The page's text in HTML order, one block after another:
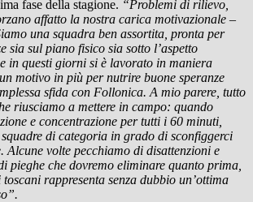
fase della stagione. “Problemi di rilievo,
affatto la nostra carica motivazionale –
una squadra ben assortita, pronta per
sia sul piano fisico sia sotto l’aspetto
in questi giorni si è lavorato in maniera
motivo in più per nutrire buone speranze
sfida con Follonica. A mio parere, tutto
riusciamo a mettere in campo: quando
e concentrazione per tutti i 60 minuti,
di categoria in grado di sconfiggerci
Alcune volte pecchiamo di disattenzioni e
pieghe che dovremo eliminare quanto prima,
rappresenta senza dubbio un’ottima